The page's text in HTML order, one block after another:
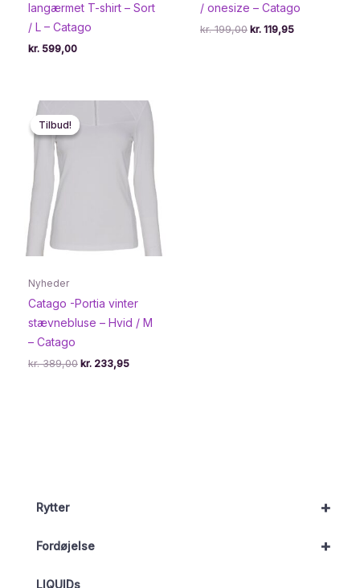
+
Rytter
+
Fordøjelse
LIQUIDs
langærmet T-shirt – Sort
/ L – Catago
kr. 599,00
/ onesize – Catago
kr.199,00 Den
kr. 119,95Den
Tilbud!
Tilbud!
Nyheder
Catago -Portia vinter
stævnebluse – Hvid / M
– Catago
kr.389,00 Den
kr. 233,95Den